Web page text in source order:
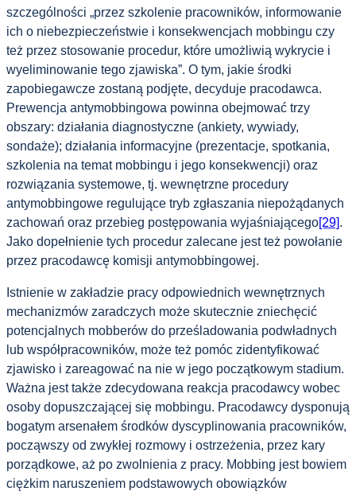
szczególności „przez szkolenie pracowników, informowanie
ich o niebezpieczeństwie i konsekwencjach mobbingu czy
też przez stosowanie procedur, które umożliwią wykrycie i
wyeliminowanie tego zjawiska”. O tym, jakie środki
zapobiegawcze zostaną podjęte, decyduje pracodawca.
Prewencja antymobbingowa powinna obejmować trzy
obszary: działania diagnostyczne (ankiety, wywiady,
sondaże); działania informacyjne (prezentacje, spotkania,
szkolenia na temat mobbingu i jego konsekwencji) oraz
rozwiązania systemowe, tj. wewnętrzne procedury
antymobbingowe regulujące tryb zgłaszania niepożądanych
zachowań oraz przebieg postępowania wyjaśniającego[29].
Jako dopełnienie tych procedur zalecane jest też powołanie
przez pracodawcę komisji antymobbingowej.
Istnienie w zakładzie pracy odpowiednich wewnętrznych
mechanizmów zaradczych może skutecznie zniechęcić
potencjalnych mobberów do prześladowania podwładnych
lub współpracowników, może też pomóc zidentyfikować
zjawisko i zareagować na nie w jego początkowym stadium.
Ważna jest także zdecydowana reakcja pracodawcy wobec
osoby dopuszczającej się mobbingu. Pracodawcy dysponują
bogatym arsenałem środków dyscyplinowania pracowników,
począwszy od zwykłej rozmowy i ostrzeżenia, przez kary
porządkowe, aż po zwolnienia z pracy. Mobbing jest bowiem
ciężkim naruszeniem podstawowych obowiązków